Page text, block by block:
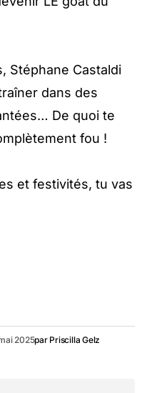
Stéphane Castaldi
dans des
De quoi te
fou !
et festivités, tu vas
2025par Priscilla Gelz